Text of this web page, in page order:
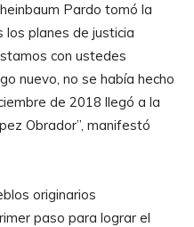
Pardo tomó la
planes de justicia
con ustedes
nuevo, no se había hecho
de 2018 llegó a la
Obrador”, manifestó
originarios
paso para lograr el